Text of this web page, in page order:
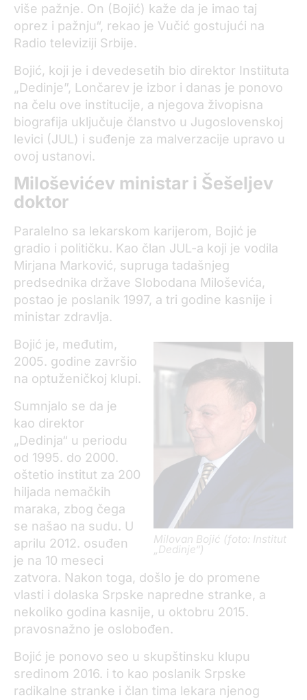
više pažnje. On (Bojić) kaže da je imao taj
oprez i pažnju“, rekao je Vučić gostujući na
Radio televiziji Srbije.
Bojić, koji je i devedesetih bio direktor Instiituta
„Dedinje”, Lončarev je izbor i danas je ponovo
na čelu ove institucije, a njegova živopisna
biografija uključuje članstvo u Jugoslovenskoj
levici (JUL) i suđenje za malverzacije upravo u
ovoj ustanovi.
Miloševićev ministar i Šešeljev
doktor
Paralelno sa lekarskom karijerom, Bojić je
gradio i političku. Kao član JUL-a koji je vodila
Mirjana Marković, supruga tadašnjeg
predsednika države Slobodana Miloševića,
postao je poslanik 1997, a tri godine kasnije i
ministar zdravlja.
Milovan Bojić (foto: Institut
„Dedinje“)
Bojić je, međutim,
2005. godine završio
na optuženičkoj klupi.
Sumnjalo se da je
kao direktor
„Dedinja“ u periodu
od 1995. do 2000.
oštetio institut za 200
hiljada nemačkih
maraka, zbog čega
se našao na sudu. U
aprilu 2012. osuđen
je na 10 meseci
zatvora. Nakon toga, došlo je do promene
vlasti i dolaska Srpske napredne stranke, a
nekoliko godina kasnije, u oktobru 2015.
pravosnažno je oslobođen.
Bojić je ponovo seo u skupštinsku klupu
sredinom 2016. i to kao poslanik Srpske
radikalne stranke i član tima lekara njenog